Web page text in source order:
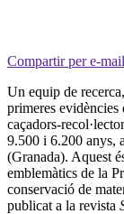
Compartir per e-mail
Un equip de
primeres evidències
caçadors-
9.500 i 6.200 anys,
(Granada). Aquest
emblemàtics de la
conservació de
publicat a la revista